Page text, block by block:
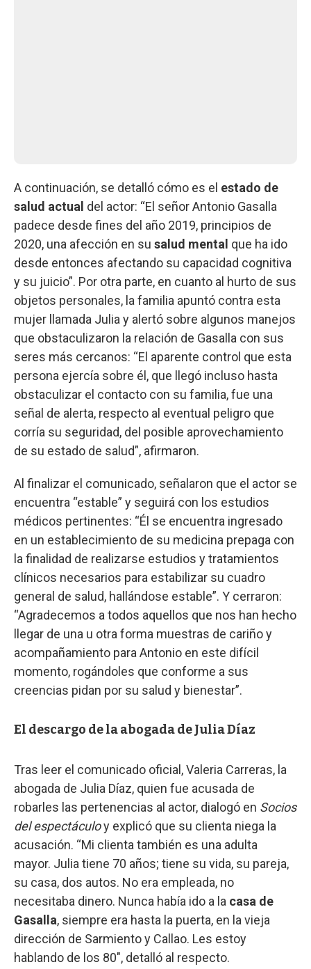
A continuación, se detalló cómo es el estado de
salud actual del actor: “El señor Antonio Gasalla
padece desde fines del año 2019, principios de
2020, una afección en su salud mental que ha ido
desde entonces afectando su capacidad cognitiva
y su juicio”. Por otra parte, en cuanto al hurto de sus
objetos personales, la familia apuntó contra esta
mujer llamada Julia y alertó sobre algunos manejos
que obstaculizaron la relación de Gasalla con sus
seres más cercanos: “El aparente control que esta
persona ejercía sobre él, que llegó incluso hasta
obstaculizar el contacto con su familia, fue una
señal de alerta, respecto al eventual peligro que
corría su seguridad, del posible aprovechamiento
de su estado de salud”, afirmaron.
Al finalizar el comunicado, señalaron que el actor se
encuentra “estable” y seguirá con los estudios
médicos pertinentes: “Él se encuentra ingresado
en un establecimiento de su medicina prepaga con
la finalidad de realizarse estudios y tratamientos
clínicos necesarios para estabilizar su cuadro
general de salud, hallándose estable”. Y cerraron:
“Agradecemos a todos aquellos que nos han hecho
llegar de una u otra forma muestras de cariño y
acompañamiento para Antonio en este difícil
momento, rogándoles que conforme a sus
creencias pidan por su salud y bienestar”.
El descargo de la abogada de Julia Díaz
Tras leer el comunicado oficial, Valeria Carreras, la
abogada de Julia Díaz, quien fue acusada de
robarles las pertenencias al actor, dialogó en Socios
del espectáculoy explicó que su clienta niega la
acusación. “Mi clienta también es una adulta
mayor. Julia tiene 70 años; tiene su vida, su pareja,
su casa, dos autos. No era empleada, no
necesitaba dinero. Nunca había ido a la casa de
Gasalla, siempre era hasta la puerta, en la vieja
dirección de Sarmiento y Callao. Les estoy
hablando de los 80″, detalló al respecto.